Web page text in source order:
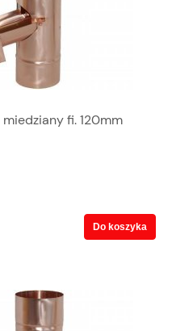
fi. 120mm
Do koszyka